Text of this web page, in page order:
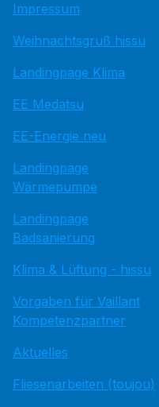
Impressum
Weihnachtsgruß hissu
Landingpage Klima
EE Medatsu
EE-Energie neu
Landingpage
Wärmepumpe
Landingpage
Badsanierung
Klima & Lüftung - hissu
Vorgaben für Vaillant
Kompetenzpartner
Aktuelles
Fliesenarbeiten (toujou)